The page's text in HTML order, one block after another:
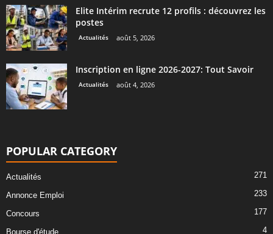
Elite Intérim recrute 12 profils : découvrez les
postes
Actualités août 5, 2026
Inscription en ligne 2026-2027: Tout Savoir
Actualités août 4, 2026
POPULAR CATEGORY
Actualités 271
Annonce Emploi 233
Concours 177
Bourse d'étude 4